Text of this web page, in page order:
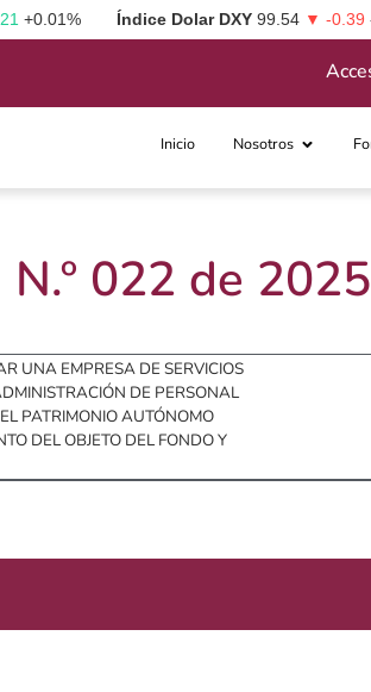
+0.01% Índice Dolar DXY 99.54 ▼ -0.39
Inicio Nosotros
022 de
UNA EMPRESA DE SERVICIOS
DE PERSONAL
PATRIMONIO AUTÓNOMO
DEL OBJETO DEL FONDO Y